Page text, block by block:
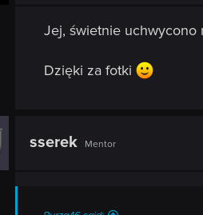
:
Jej, świetnie uchwycono
Dzięki za fotki
sserek Mentor